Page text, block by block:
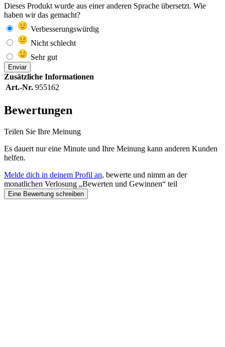
Dieses Produkt wurde aus einer anderen Sprache übersetzt. Wie
haben wir das gemacht?
Verbesserungswürdig
Nicht schlecht
Sehr gut
Enviar
Zusätzliche Informationen
Art.-Nr. 955162
Bewertungen
Teilen Sie Ihre Meinung
Es dauert nur eine Minute und Ihre Meinung kann anderen Kunden
helfen.
Melde dich in deinem Profil an, bewerte und nimm an der
monatlichen Verlosung „Bewerten und Gewinnen“ teil
Eine Bewertung schreiben